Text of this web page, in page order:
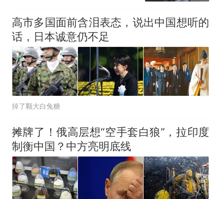
高市多国面前含泪表态，说出中国想听的
话，日本诚意仍不足
掉了颗大白兔糖
摊牌了！俄高层想“空手套白狼”，拉印度
制衡中国？中方亮明底线